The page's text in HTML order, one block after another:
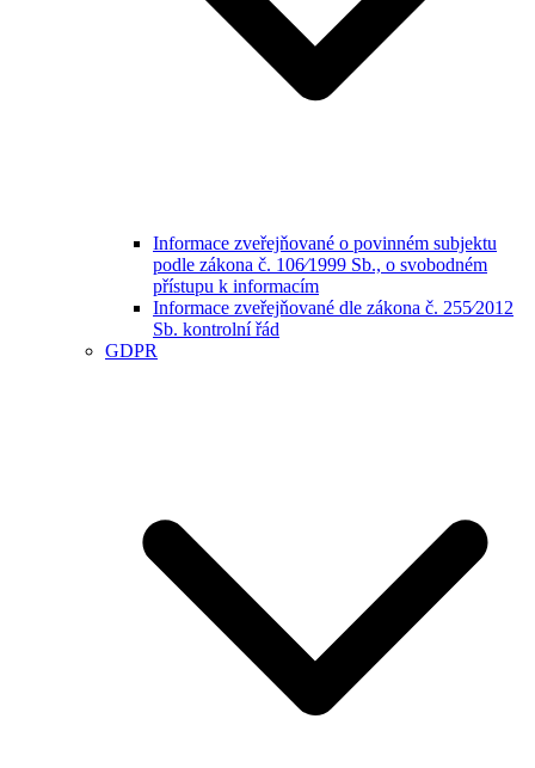
Informace zveřejňované o povinném subjektu
podle zákona č. 106⁄1999 Sb., o svobodném
přístupu k informacím
Informace zveřejňované dle zákona č. 255⁄2012
Sb. kontrolní řád
GDPR